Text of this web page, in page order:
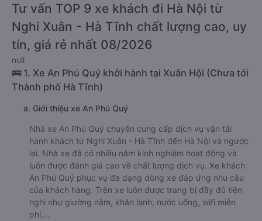
Tư vấn TOP 9 xe khách đi Hà Nội từ
Nghi Xuân - Hà Tĩnh chất lượng cao, uy
tín, giá rẻ nhất 08/2026
null
🚌 1. Xe An Phú Quý khởi hành tại Xuân Hội (Chưa tới
Thành phố Hà Tĩnh)
a. Giới thiệu xe An Phú Quý
Nhà xe An Phú Quý chuyên cung cấp dịch vụ vận tải
hành khách từ Nghi Xuân - Hà Tĩnh đến Hà Nội và ngược
lại. Nhà xe đã có nhiều năm kinh nghiệm hoạt động và
luôn được đánh giá cao về chất lượng dịch vụ. Xe khách
An Phú Quý phục vụ đa dạng dòng xe đáp ứng nhu cầu
của khách hàng. Trên xe luôn được trang bị đầy đủ tiện
nghi như giường nằm, khăn lạnh, nước uống, wifi miễn
phí,...